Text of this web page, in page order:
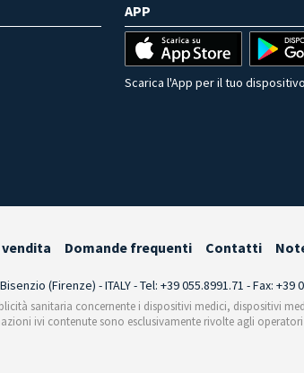
APP
Scarica l'App per il tuo dispositivo
Domande frequenti Contatti
(Firenze) - ITALY - Tel: +39 055.8991.71 - Fax: +39
sanitaria concernente i dispositivi medici, dispositivi
ivi contenute sono esclusivamente rivolte agli